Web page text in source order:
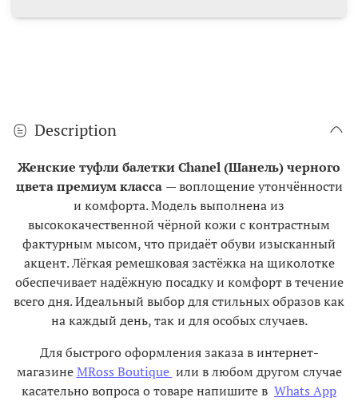
Description
Женские туфли балетки Chanel (Шанель) черного
цвета премиум класса — воплощение утончённости
и комфорта. Модель выполнена из
высококачественной чёрной кожи с контрастным
фактурным мысом, что придаёт обуви изысканный
акцент. Лёгкая ремешковая застёжка на щиколотке
обеспечивает надёжную посадку и комфорт в течение
всего дня. Идеальный выбор для стильных образов как
на каждый день, так и для особых случаев.
Для быстрого оформления заказа в интернет-
магазинеMRoss Boutique или в любом другом случае
касательно вопроса о товаре напишите в Whats App